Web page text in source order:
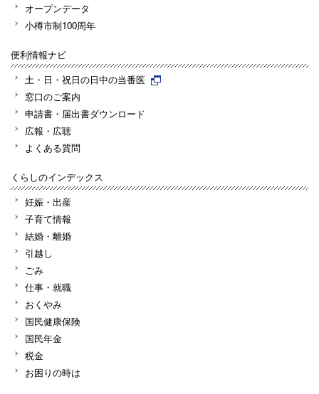
オープンデータ
小樽市制100周年
便利情報ナビ
土・日・祝日の日中の当番医
窓口のご案内
申請書・届出書ダウンロード
広報・広聴
よくある質問
くらしのインデックス
妊娠・出産
子育て情報
結婚・離婚
引越し
ごみ
仕事・就職
おくやみ
国民健康保険
国民年金
税金
お困りの時は